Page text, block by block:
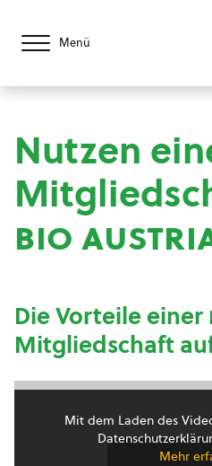
Menü
Nutzen
bio
Die Vorteile einer
Mitgliedschaft
Mit dem Laden des
Mehr